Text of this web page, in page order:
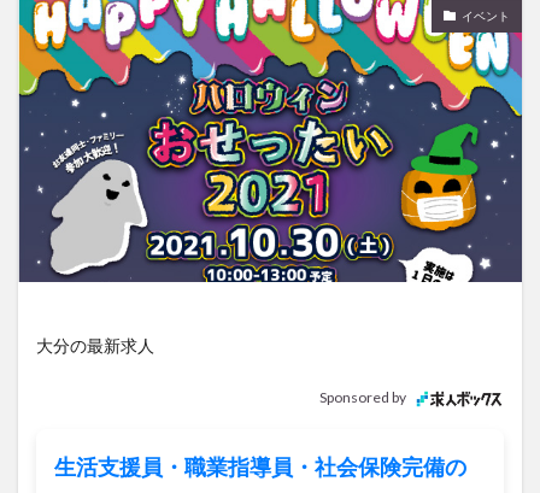
イベント
大分の最新求人
Sponsored by
生活支援員・職業指導員・社会保険完備の
あじさい
いちご うみたまご
おでかけ
お土産
お弁当 かき氷
からあげ
くじゅう連山
ねとらぼ
ひまわり
ふるさと納税
まつり まとめ
むし湯
わさだタウン
わったん
アイススケート
アウトドア
アサイーボウル
アフリカンサファリ
アミュプラザおおいた
アレンジレシピ
アートプラザ
イタリア料理
ウクライナ
サイゼリヤ
サウナ
ジャマイカ料理
ジャークチキン
スイーツ